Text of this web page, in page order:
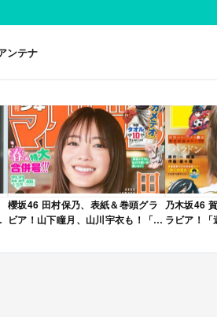
ンテナ
櫻坂46 田村保乃、表紙＆巻頭グラ
ビア！山下瞳月、山川宇衣も！「週
合併号」本日4/28発売！
乃木坂46
ラビア！
売！